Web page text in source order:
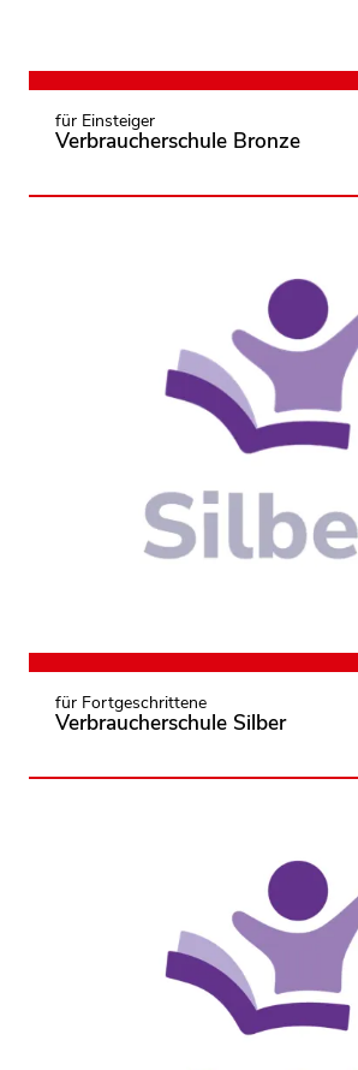
für Einsteiger
Verbraucherschule Bronze
für Fortgeschrittene
Verbraucherschule Silber
Die Verbraucherschule Silber
bewegt andere
Die
Vorbildwirkung: Dort wird